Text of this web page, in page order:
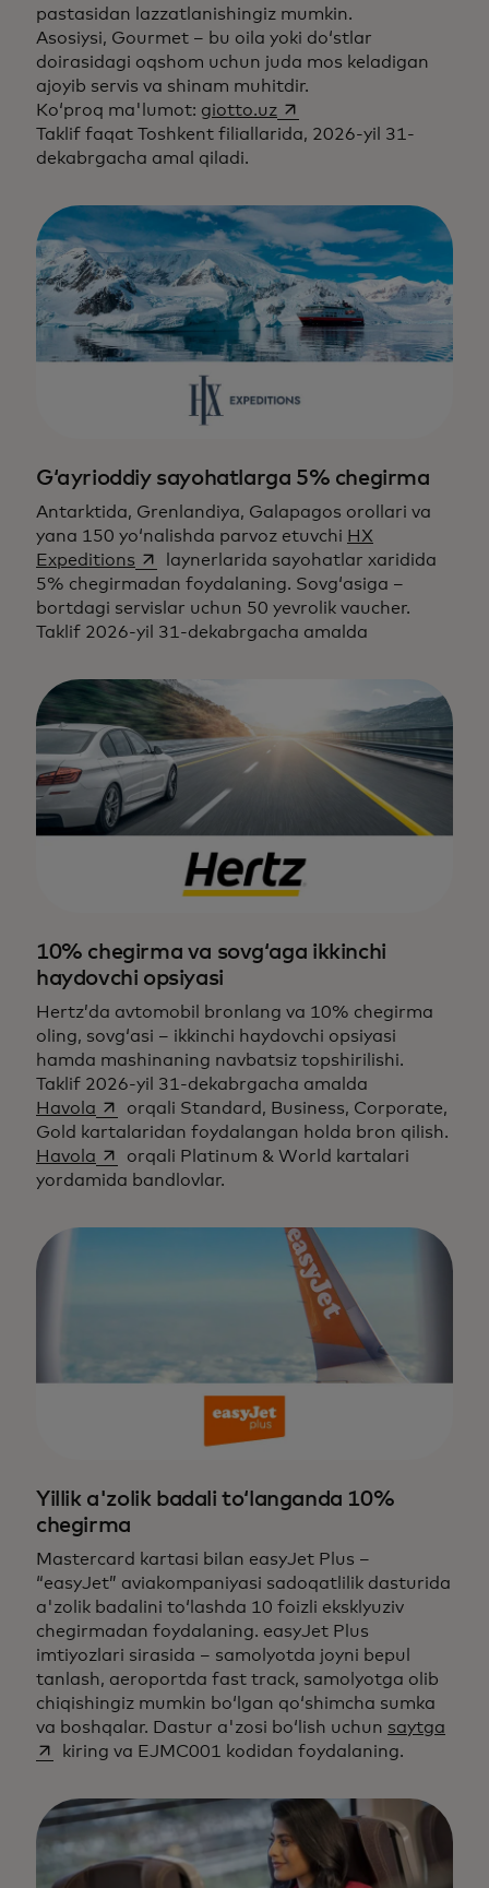
pastasidan lazzatlanishingiz mumkin.
Asosiysi, Gourmet – bu oila yoki do‘stlar
doirasidagi oqshom uchun juda mos keladigan
ajoyib servis va shinam muhitdir.
Ko‘proq ma'lumot: giotto.uzopens in a new tab
Taklif faqat Toshkent filiallarida, 2026-yil 31-
dekabrgacha amal qiladi.
G‘ayrioddiy sayohatlarga 5% chegirma
Antarktida, Grenlandiya, Galapagos orollari va
yana 150 yo‘nalishda parvoz etuvchi HX
Expeditions opens in a new tab
laynerlarida sayohatlar xaridida
5% chegirmadan foydalaning. Sovg‘asiga –
bortdagi servislar uchun 50 yevrolik vaucher.
Taklif 2026-yil 31-dekabrgacha amalda
10% chegirma va sovg‘aga ikkinchi
haydovchi opsiyasi
Hertz’da avtomobil bronlang va 10% chegirma
oling, sovg‘asi – ikkinchi haydovchi opsiyasi
hamda mashinaning navbatsiz topshirilishi.
Taklif 2026-yil 31-dekabrgacha amalda
Havola opens in a new tab
orqali Standard, Business, Corporate,
Gold kartalaridan foydalangan holda bron qilish.
Havola opens in a new tab
orqali Platinum & World kartalari
yordamida bandlovlar.
Yillik a'zolik badali to‘langanda 10%
chegirma
Mastercard kartasi bilan easyJet Plus –
“easyJet” aviakompaniyasi sadoqatlilik dasturida
a'zolik badalini to‘lashda 10 foizli eksklyuziv
chegirmadan foydalaning. easyJet Plus
imtiyozlari sirasida – samolyotda joyni bepul
tanlash, aeroportda fast track, samolyotga olib
chiqishingiz mumkin bo‘lgan qo‘shimcha sumka
va boshqalar. Dastur a'zosi bo‘lish uchun saytga
kiring va EJMC001 kodidan foydalaning.